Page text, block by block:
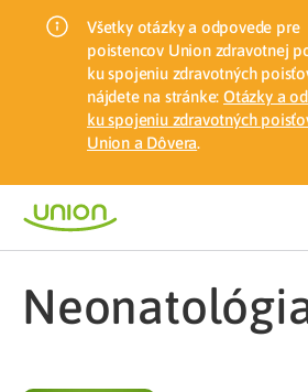
Všetky otázky a odpovede pre
poistencov Union zdravotnej
ku spojeniu zdravotných
nájdete na stránke: Otázky a
ku spojeniu zdravotných
Union a Dôvera.